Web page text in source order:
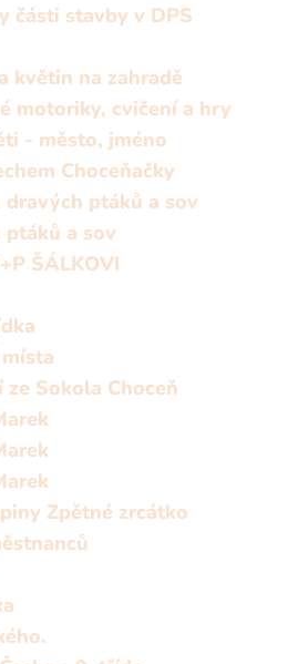
části stavby v DPS
květin na zahradě
motoriky, cvičení a hry
- město, jméno
Choceňačky
ptáků a sov
a sov
ŠÁLKOVI
Sokola Choceň
Zpětné zrcátko